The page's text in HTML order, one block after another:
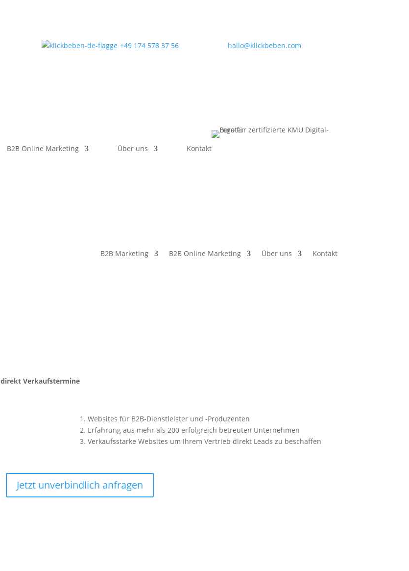
+49 174 578 37 56 hallo@klickbeben.com
B2B Online Marketing Über uns Kontakt
B2B Marketing B2B Online Marketing Über uns Kontakt
direkt Verkaufstermine
1. Websites für B2B-Dienstleister und -Produzenten
2. Erfahrung aus mehr als 200 erfolgreich betreuten Unternehmen
3. Verkaufsstarke Websites um Ihrem Vertrieb direkt Leads zu beschaffen
Jetzt unverbindlich anfragen